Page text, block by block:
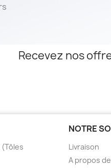
Recevez nos
NOTRE
Livraison
A propos